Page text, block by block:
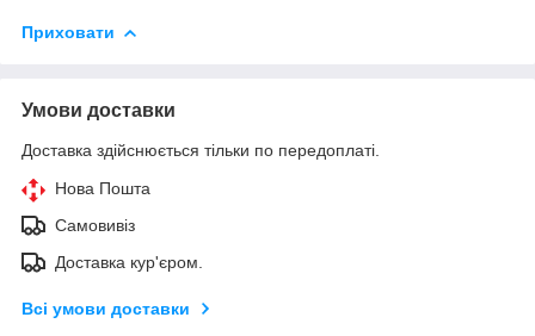
Приховати
Умови доставки
Доставка здійснюється тільки по передоплаті.
Нова Пошта
Самовивіз
Доставка кур'єром.
Всі умови доставки